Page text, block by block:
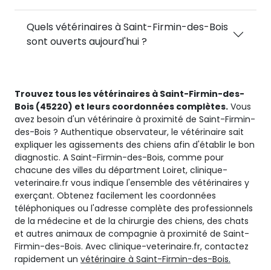
Quels vétérinaires à Saint-Firmin-des-Bois
sont ouverts aujourd'hui ?
Trouvez tous les vétérinaires à Saint-Firmin-des-
Bois (45220) et leurs coordonnées complètes. Vous
avez besoin d'un vétérinaire à proximité de Saint-Firmin-
des-Bois ? Authentique observateur, le vétérinaire sait
expliquer les agissements des chiens afin d'établir le bon
diagnostic. A Saint-Firmin-des-Bois, comme pour
chacune des villes du départment Loiret, clinique-
veterinaire.fr vous indique l'ensemble des vétérinaires y
exerçant. Obtenez facilement les coordonnées
téléphoniques ou l'adresse complète des professionnels
de la médecine et de la chirurgie des chiens, des chats
et autres animaux de compagnie à proximité de Saint-
Firmin-des-Bois. Avec clinique-veterinaire.fr, contactez
rapidement un vétérinaire à Saint-Firmin-des-Bois.